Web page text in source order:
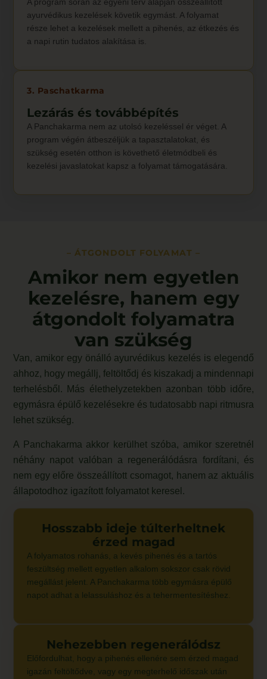
ayurvédikus kezelések követik egymást. A folyamat
része lehet a kezelések mellett a pihenés, az étkezés és
a napi rutin tudatos alakítása is.
3. Paschatkarma
Lezárás és továbbépítés
A Panchakarma nem az utolsó kezeléssel ér véget. A
program végén átbeszéljük a tapasztalatokat, és
szükség esetén otthon is követhető életmódbeli és
kezelési javaslatokat kapsz a folyamat támogatására.
– ÁTGONDOLT FOLYAMAT –
Amikor nem egyetlen
kezelésre, hanem egy
átgondolt folyamatra
van szükség
Van, amikor egy önálló ayurvédikus kezelés is elegendő
ahhoz, hogy megállj, feltöltődj és kiszakadj a mindennapi
terhelésből. Más élethelyzetekben azonban több időre,
egymásra épülő kezelésekre és tudatosabb napi ritmusra
lehet szükség.
A Panchakarma akkor kerülhet szóba, amikor szeretnél
néhány napot valóban a regenerálódásra fordítani, és
nem egy előre összeállított csomagot, hanem az aktuális
állapotodhoz igazított folyamatot keresel.
Hosszabb ideje túlterheltnek
érzed magad
A folyamatos rohanás, a kevés pihenés és a tartós
feszültség mellett egyetlen alkalom sokszor csak rövid
megállást jelent. A Panchakarma több egymásra épülő
napot adhat a lelassuláshoz és a tehermentesítéshez.
Nehezebben regenerálódsz
Előfordulhat, hogy a pihenés ellenére sem érzed magad
igazán feltöltődve, vagy egy megterhelő időszak után